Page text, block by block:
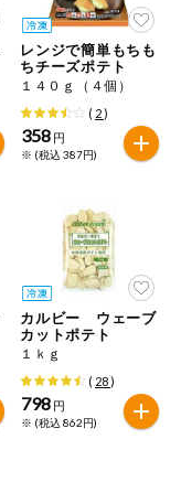
レンジで簡単もちも
ちチーズポテト
１４０ｇ（４個）
( 2)
358 円
※ (税込 387円)
カルビー ウェーブ
カットポテト
１ｋｇ
( 28)
798 円
※ (税込 862円)